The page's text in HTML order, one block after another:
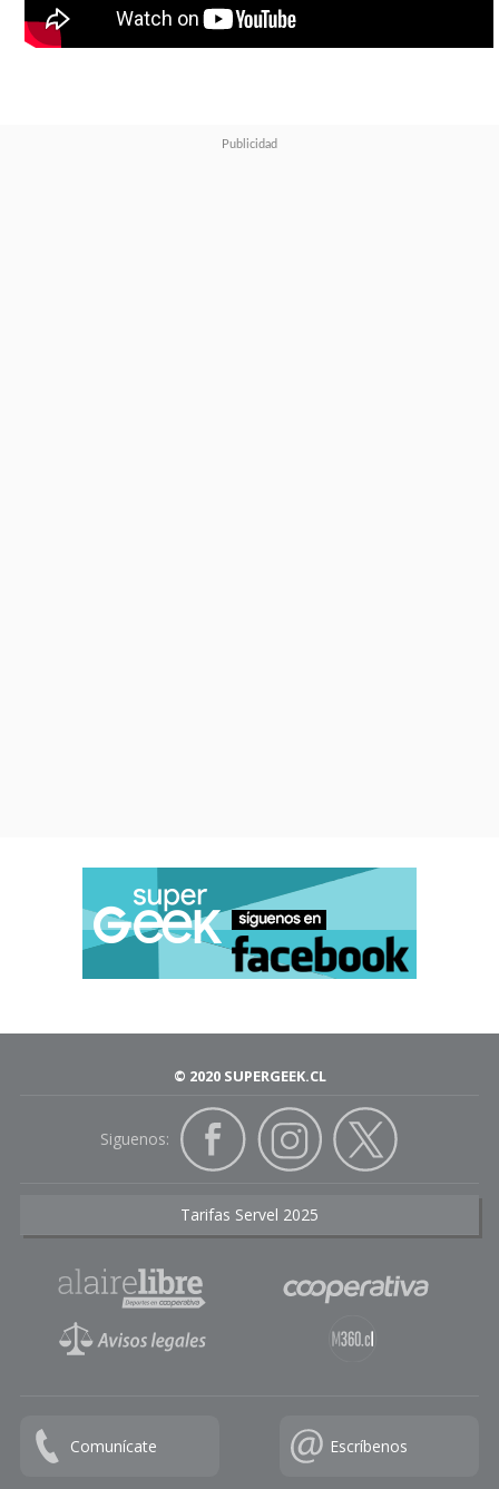
© 2020 SUPERGEEK.CL
Siguenos:
Tarifas Servel 2025
Comunícate Escríbenos